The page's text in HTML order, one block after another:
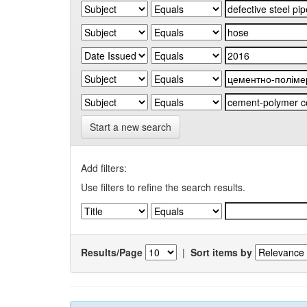
Start a new search
Add filters:
Use filters to refine the search results.
Results/Page | Sort items by